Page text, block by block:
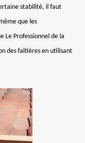
stabilité, il faut
que les
Le Professionnel de la
des faîtières en utilisant